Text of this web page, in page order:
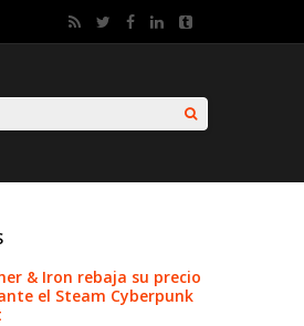
& Iron rebaja su precio
el Steam Cyberpunk